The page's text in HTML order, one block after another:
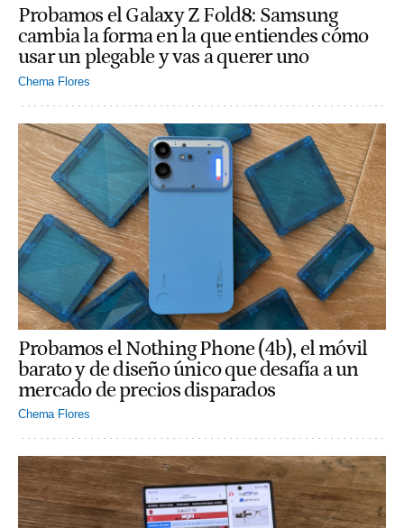
Probamos el Galaxy Z Fold8: Samsung
cambia la forma en la que entiendes cómo
usar un plegable y vas a querer uno
Chema Flores
Probamos el Nothing Phone (4b), el móvil
barato y de diseño único que desafía a un
mercado de precios disparados
Chema Flores